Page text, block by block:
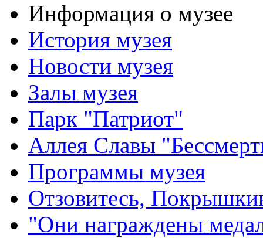
Информация о музее
История музея
Новости музея
Залы музея
Парк "Патриот"
Аллея Славы
Программы музея
Отзовитесь,
"Они награждены